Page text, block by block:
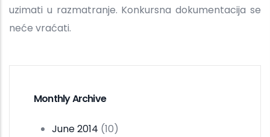
uzimati u razmatranje. Konkursna dokumentacija se
neće vraćati.
Monthly Archive
June 2014 (10)